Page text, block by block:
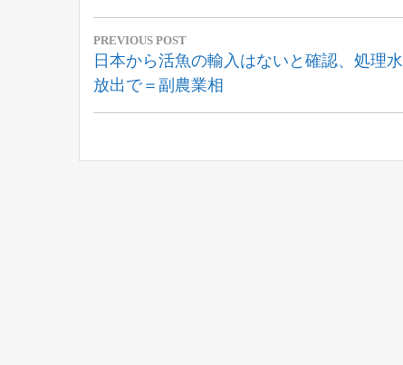
投
稿
ナ
ビ
PREVIOUS POST
Previous
Post:
日本から活魚の輸入はないと確認、処理水
放出で＝副農業相